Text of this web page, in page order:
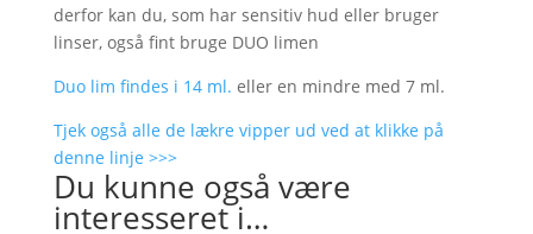
derfor kan du, som har sensitiv hud eller bruger
linser, også fint bruge DUO limen
Duo lim findes i 14 ml. eller en mindre med 7 ml.
Tjek også alle de lækre vipper ud ved at klikke på
denne linje >>>
Du kunne også være
interesseret i…